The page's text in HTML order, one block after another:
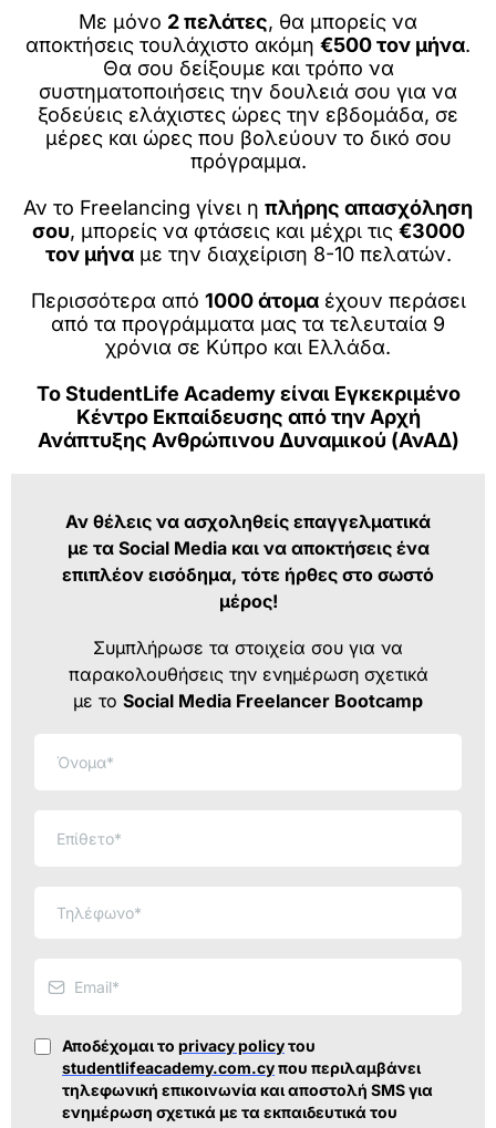
Με μόνο 2 πελάτες, θα μπορείς να
αποκτήσεις τουλάχιστο ακόμη €500 τον μήνα.
Θα σου δείξουμε και τρόπο να
συστηματοποιήσεις την δουλειά σου για να
ξοδεύεις ελάχιστες ώρες την εβδομάδα, σε
μέρες και ώρες που βολεύουν το δικό σου
πρόγραμμα.
Αν το Freelancing γίνει η πλήρης απασχόληση
σου, μπορείς να φτάσεις και μέχρι τις €3000
τον μήναμε την διαχείριση 8-10 πελατών.
Περισσότερα από 1000 άτομαέχουν περάσει
από τα προγράμματα μας τα τελευταία 9
χρόνια σε Κύπρο και Ελλάδα.
Το StudentLife Academy είναι Εγκεκριμένο
Κέντρο Εκπαίδευσης από την Αρχή
Ανάπτυξης Ανθρώπινου Δυναμικού (ΑνΑΔ)
Αν θέλεις να ασχοληθείς επαγγελματικά
με τα Social Media και να αποκτήσεις ένα
επιπλέον εισόδημα, τότε ήρθες στο σωστό
μέρος!
Συμπλήρωσε τα στοιχεία σου για να
παρακολουθήσεις την ενημέρωση σχετικά
με το Social Media Freelancer Bootcamp
Αποδέχομαι το privacy policyτου
studentlifeacademy.com.cyπου περιλαμβάνει
τηλεφωνική επικοινωνία και αποστολή SMS για
ενημέρωση σχετικά με τα εκπαιδευτικά του